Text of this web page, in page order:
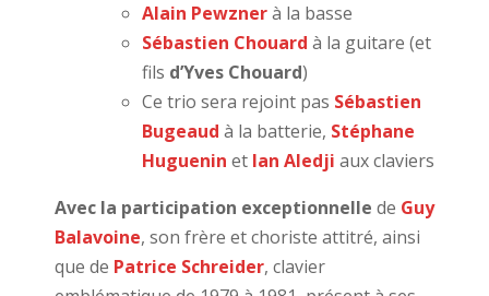
Alain Pewznerà la basse
Sébastien Chouard à la guitare (et
fils d’Yves Chouard)
Ce trio sera rejoint pas Sébastien
Bugeaud à la batterie, Stéphane
Huguenin et Ian Aledji aux claviers
Avec la participation exceptionnelle de Guy
Balavoine, son frère et choriste attitré, ainsi
que de Patrice Schreider, clavier